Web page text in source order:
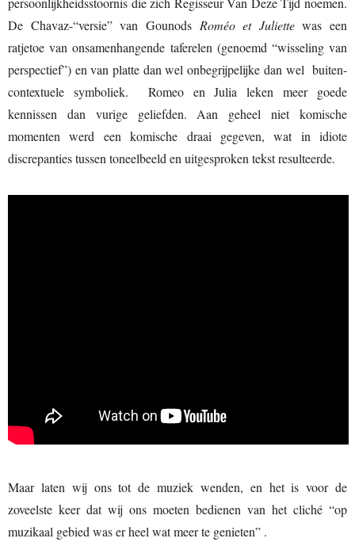
De Chavaz-“versie” van Gounods Roméo et Juliettewas een
ratjetoe van onsamenhangende taferelen (genoemd “wisseling van
perspectief”) en van platte dan wel onbegrijpelijke dan wel buiten-
contextuele symboliek. Romeo en Julia leken meer goede
kennissen dan vurige geliefden. Aan geheel niet komische
momenten werd een komische draai gegeven, wat in idiote
discrepanties tussen toneelbeeld en uitgesproken tekst resulteerde.
Maar laten wij ons tot de muziek wenden, en het is voor de
zoveelste keer dat wij ons moeten bedienen van het cliché “op
muzikaal gebied was er heel wat meer te genieten” .